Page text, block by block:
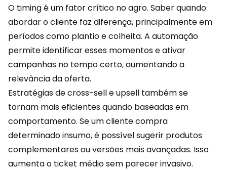
O timing é um fator crítico no agro. Saber quando
abordar o cliente faz diferença, principalmente em
períodos como plantio e colheita. A automação
permite identificar esses momentos e ativar
campanhas no tempo certo, aumentando a
relevância da oferta.
Estratégias de cross-sell e upsell também se
tornam mais eficientes quando baseadas em
comportamento. Se um cliente compra
determinado insumo, é possível sugerir produtos
complementares ou versões mais avançadas. Isso
aumenta o ticket médio sem parecer invasivo.